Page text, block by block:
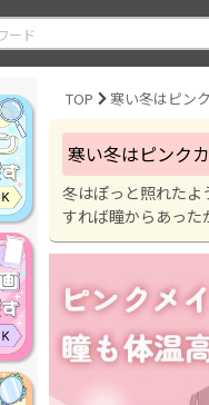
TOP 寒い冬はピン
寒い冬はピンク
冬はぽっと照れたよ
すれば瞳からあっ